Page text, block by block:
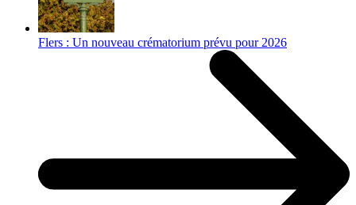
Flers : Un nouveau crématorium prévu pour 2026